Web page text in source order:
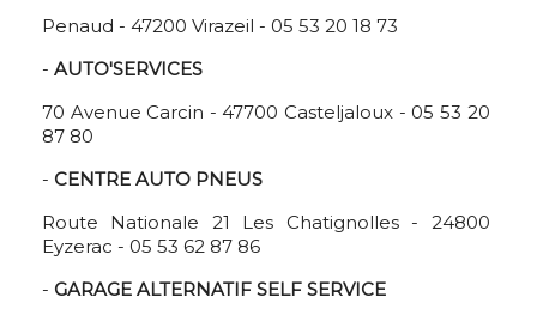
Penaud - 47200 Virazeil - 05 53 20 18 73
- AUTO'SERVICES
70 Avenue Carcin - 47700 Casteljaloux - 05 53 20
87 80
- CENTRE AUTO PNEUS
Route Nationale 21 Les Chatignolles - 24800
Eyzerac - 05 53 62 87 86
- GARAGE ALTERNATIF SELF SERVICE